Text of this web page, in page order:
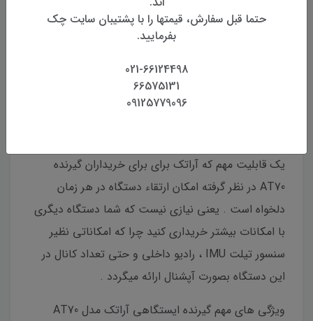
یک قابلیت مهم که آراتک برای برای خریداران گیرنده
AT70 در نظر گرفته امکان ارتقاء دستگاه در هر زمان
دلخواه است . یعنی نیازی نیست که شما دستگاه دیگری
با امکانات بیشتر خریداری کنید چرا که امکاناتی نظیر
سنسور تیلت IMU ، رادیو داخلی و حتی تعداد کانال در
این دستگاه بصورت آپشنال ارائه میگردد .
ویژگی های مهم گیرنده ایستگاهی آراتک مدل AT70
حتما قبل سفارش، قیمتها را با پشتیبان سایت چک
بفرمایید.
021-66124498
66575131
09125779096